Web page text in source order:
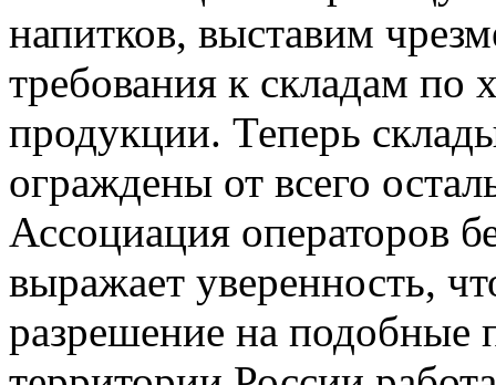
напитков, выставим
требования к складам по
продукции. Теперь
ограждены от всего
Ассоциация операторов
выражает уверенность,
разрешение на подобные